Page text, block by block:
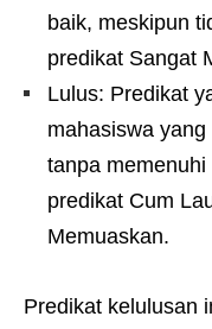
baik, meskipun
predikat Sangat
Lulus: Predikat
mahasiswa
tanpa
predikat Cum
Memuaskan.
Predikat kelulusan